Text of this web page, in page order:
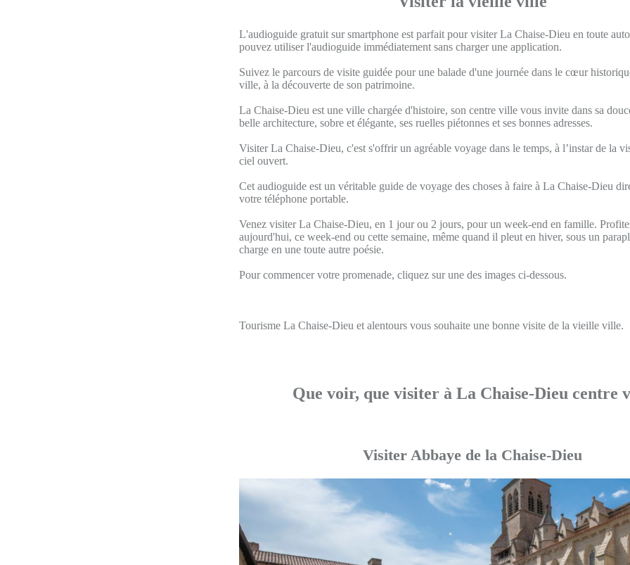
L'audioguide gratuit sur smartphone est parfait pour visiter La Chaise-Dieu en toute
pouvez utiliser l'audioguide immédiatement sans charger une application.
Suivez le parcours de visite guidée pour une balade d'une journée dans le cœur
ville, à la découverte de son patrimoine.
La Chaise-Dieu est une ville chargée d'histoire, son centre ville vous invite dans sa
belle architecture, sobre et élégante, ses ruelles piétonnes et ses bonnes adresses.
Visiter La Chaise-Dieu, c'est s'offrir un agréable voyage dans le temps, à l’instar de la
ciel ouvert.
Cet audioguide est un véritable guide de voyage des choses à faire à La Chaise-Dieu
votre téléphone portable.
Venez visiter La Chaise-Dieu, en 1 jour ou 2 jours, pour un week-end en famille.
aujourd'hui, ce week-end ou cette semaine, même quand il pleut en hiver, sous un
charge en une toute autre poésie.
Pour commencer votre promenade, cliquez sur une des images ci-dessous.
Tourisme La Chaise-Dieu et alentours vous souhaite une bonne visite de la vieille ville.
Que voir, que visiter à La Chaise-Dieu centre
Visiter Abbaye de la Chaise-Dieu